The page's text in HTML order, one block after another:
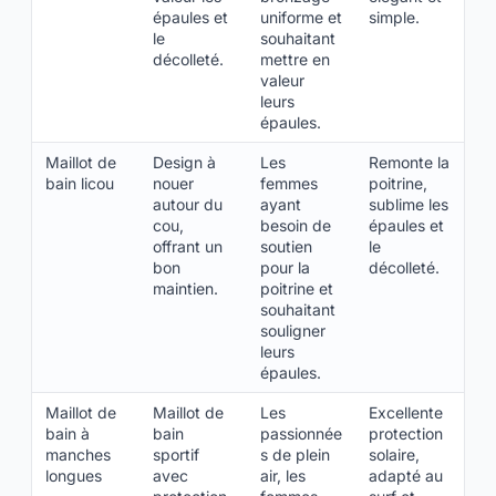
épaules et
le
décolleté.
uniforme et
souhaitant
mettre en
valeur
leurs
épaules.
simple.
Maillot de
bain licou
Design à
nouer
autour du
cou,
offrant un
bon
maintien.
Les
femmes
ayant
besoin de
soutien
pour la
poitrine et
souhaitant
souligner
leurs
épaules.
Remonte la
poitrine,
sublime les
épaules et
le
décolleté.
Maillot de
bain à
manches
longues
Maillot de
bain
sportif
avec
Les
passionnée
s de plein
air, les
Excellente
protection
solaire,
adapté au